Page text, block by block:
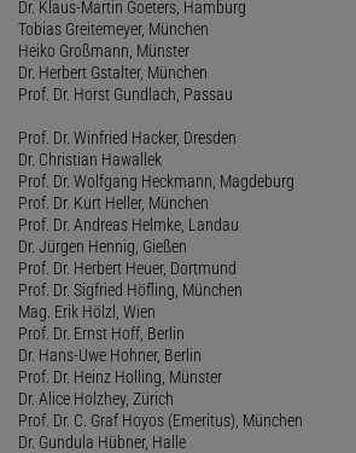
Dr. Klaus-Martin Goeters, Hamburg
Tobias Greitemeyer, München
Heiko Großmann, Münster
Dr. Herbert Gstalter, München
Prof. Dr. Horst Gundlach, Passau
Prof. Dr. Winfried Hacker, Dresden
Dr. Christian Hawallek
Prof. Dr. Wolfgang Heckmann, Magdeburg
Prof. Dr. Kurt Heller, München
Prof. Dr. Andreas Helmke, Landau
Dr. Jürgen Hennig, Gießen
Prof. Dr. Herbert Heuer, Dortmund
Prof. Dr. Sigfried Höfling, München
Mag. Erik Hölzl, Wien
Prof. Dr. Ernst Hoff, Berlin
Dr. Hans-Uwe Hohner, Berlin
Prof. Dr. Heinz Holling, Münster
Dr. Alice Holzhey, Zürich
Prof. Dr. C. Graf Hoyos (Emeritus), München
Dr. Gundula Hübner, Halle